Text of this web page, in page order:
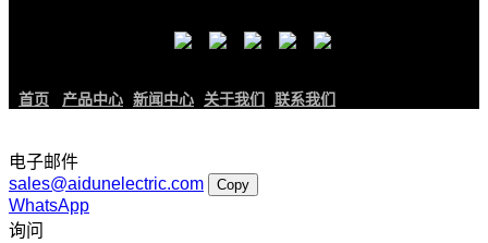
首页 产品中心 新闻中心 关于我们 联系我们
电子邮件
sales@aidunelectric.com
Copy
WhatsApp
询问